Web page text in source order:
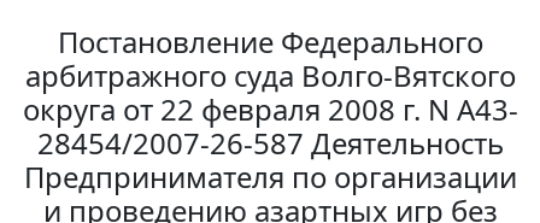
Постановление Федерального
арбитражного суда Волго-Вятского
округа от 22 февраля 2008 г. N А43-
28454/2007-26-587 Деятельность
Предпринимателя по организации
и проведению азартных игр без